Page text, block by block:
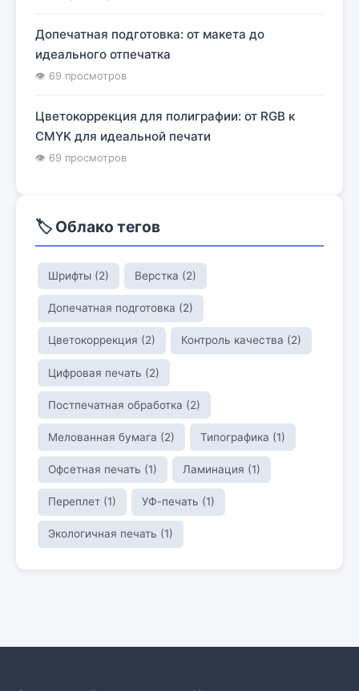
Допечатная подготовка: от макета до
идеального отпечатка
👁 69 просмотров
Цветокоррекция для полиграфии: от RGB к
CMYK для идеальной печати
👁 69 просмотров
🏷️ Облако тегов
Шрифты (2) Верстка (2)
Допечатная подготовка (2)
Цветокоррекция (2) Контроль качества (2)
Цифровая печать (2)
Постпечатная обработка (2)
Мелованная бумага (2) Типографика (1)
Офсетная печать (1) Ламинация (1)
Переплет (1) УФ-печать (1)
Экологичная печать (1)